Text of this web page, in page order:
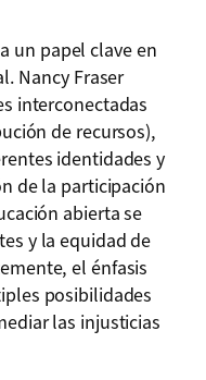
un papel clave en
Nancy Fraser
interconectadas
de recursos),
identidades y
de la participación
abierta se
y la equidad de
el énfasis
posibilidades
las injusticias